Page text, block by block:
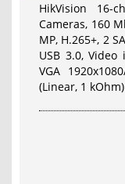
HikVision 16-
Cameras, 160
MP, H.265+, 2
USB 3.0, Video
VGA
(Linear, 1 kOhm)